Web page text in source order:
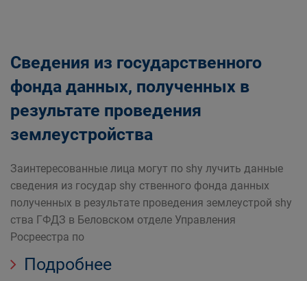
Сведения из государственного
фонда данных, полученных в
результате проведения
землеустройства
Заинтересованные лица могут по shy лучить данные
сведения из государ shy ственного фонда данных
полученных в результате проведения землеустрой shy
ства ГФДЗ в Беловском отделе Управления
Росреестра по
Подробнее